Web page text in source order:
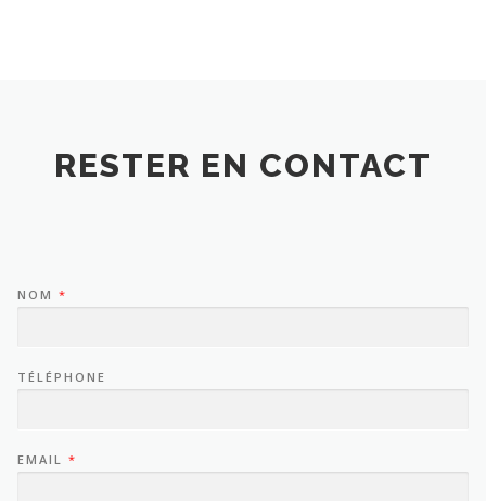
RESTER EN CONTACT
NOM *
TÉLÉPHONE
EMAIL *